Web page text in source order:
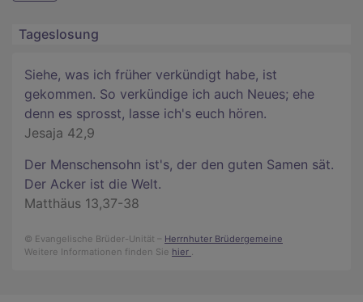
Tageslosung
Siehe, was ich früher verkündigt habe, ist
gekommen. So verkündige ich auch Neues; ehe
denn es sprosst, lasse ich's euch hören.
Jesaja 42,9
Der Menschensohn ist's, der den guten Samen sät.
Der Acker ist die Welt.
Matthäus 13,37-38
© Evangelische Brüder-Unität – Herrnhuter Brüdergemeine
Weitere Informationen finden Sie hier .